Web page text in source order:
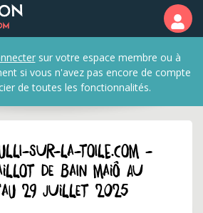
sur votre espace membre ou à
si vous n'avez pas encore de compte
de toutes les fonctionnalités.
lulli-sur-la-toile.com -
de bain Maiô au
29 juillet 2025